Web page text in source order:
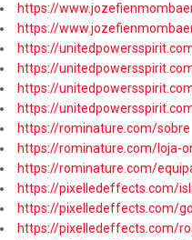
https://
https://
https://
https://
https://
https://
https://rominature.com/sobre
https://rominature.com/loja-
https://rominature.com/
https://pixelledeffects.com/
https://pixelledeffects.com/
https://pixelledeffects.com/